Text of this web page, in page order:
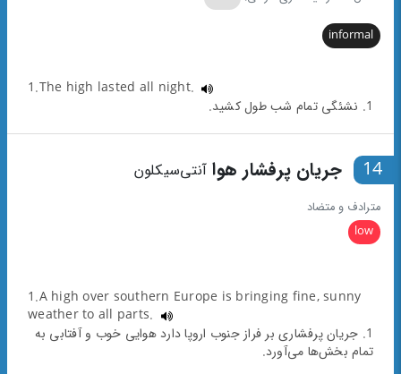
informal
1.The high lasted all night.
1. نشئگی تمام شب طول کشید.
14 جریان پرفشار هوا آنتی‌سیکلون
مترادف و متضاد
low
1.A high over southern Europe is bringing fine, sunny
weather to all parts.
1. جریان پرفشاری بر فراز جنوب اروپا دارد هوایی خوب و آفتابی به
تمام بخش‌ها می‌آورد.